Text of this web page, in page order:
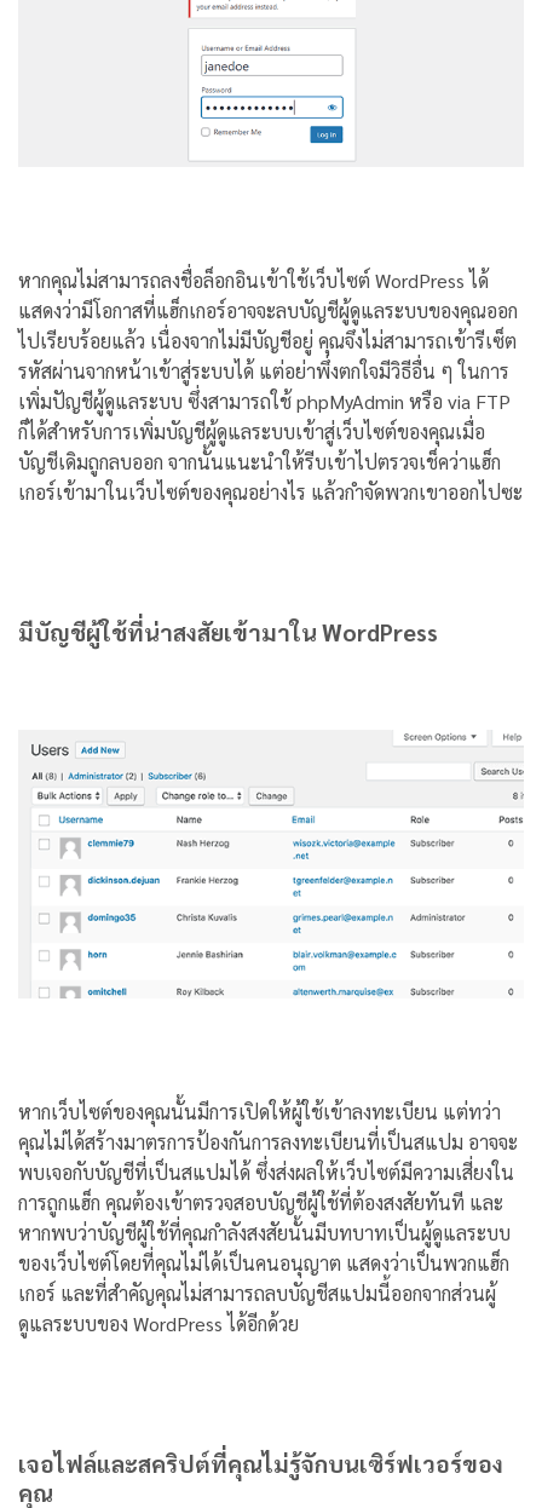
หากคุณไม่สามารถลงชื่อล็อกอินเข้าใช้เว็บไซต์ WordPress ได้
แสดงว่ามีโอกาสที่แฮ็กเกอร์อาจจะลบบัญชีผู้ดูแลระบบของคุณออก
ไปเรียบร้อยแล้ว เนื่องจากไม่มีบัญชีอยู่ คุณจึงไม่สามารถเข้ารีเซ็ต
รหัสผ่านจากหน้าเข้าสู่ระบบได้ แต่อย่าพึ่งตกใจมีวิธีอื่น ๆ ในการ
เพิ่มปัญชีผู้ดูแลระบบ ซึ่งสามารถใช้ phpMyAdmin หรือ via FTP
ก็ได้สำหรับการเพิ่มบัญชีผู้ดูแลระบบเข้าสู่เว็บไซต์ของคุณเมื่อ
บัญชีเดิมถูกลบออก จากนั้นแนะนำให้รีบเข้าไปตรวจเช็คว่าแฮ็ก
เกอร์เข้ามาในเว็บไซต์ของคุณอย่างไร แล้วกำจัดพวกเขาออกไปซะ
มีบัญชีผู้ใช้ที่น่าสงสัยเข้ามาใน WordPress
หากเว็บไซต์ของคุณนั้นมีการเปิดให้ผู้ใช้เข้าลงทะเบียน แต่ทว่า
คุณไม่ได้สร้างมาตรการป้องกันการลงทะเบียนที่เป็นสแปม อาจจะ
พบเจอกับบัญชีที่เป็นสแปมได้ ซึ่งส่งผลให้เว็บไซต์มีความเสี่ยงใน
การถูกแฮ็ก คุณต้องเข้าตรวจสอบบัญชีผู้ใช้ที่ต้องสงสัยทันที และ
หากพบว่าบัญชีผู้ใช้ที่คุณกำลังสงสัยนั้นมีบทบาทเป็นผู้ดูแลระบบ
ของเว็บไซต์โดยที่คุณไม่ได้เป็นคนอนุญาต แสดงว่าเป็นพวกแฮ็ก
เกอร์ และที่สำคัญคุณไม่สามารถลบบัญชีสแปมนี้ออกจากส่วนผู้
ดูแลระบบของ WordPress ได้อีกด้วย
เจอไฟล์และสคริปต์ที่คุณไม่รู้จักบนเซิร์ฟเวอร์ของ
คุณ